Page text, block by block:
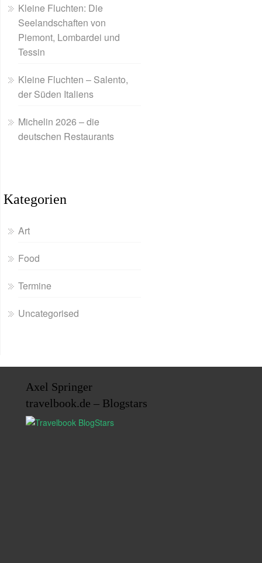
Kleine Fluchten: Die
Seelandschaften von
Piemont, Lombardei und
Tessin
Kleine Fluchten – Salento,
der Süden Italiens
Michelin 2026 – die
deutschen Restaurants
Kategorien
Art
Food
Termine
Uncategorised
Axel Springer
travelbook.de – Blogstars